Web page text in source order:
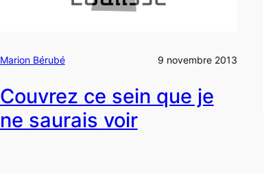
Marion Bérubé 9 novembre 2013
Couvrez ce sein que je
ne saurais voir